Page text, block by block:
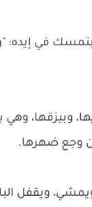
في إيده:
وبيزقها، وهي
وجع ضهرها.
ويقفل